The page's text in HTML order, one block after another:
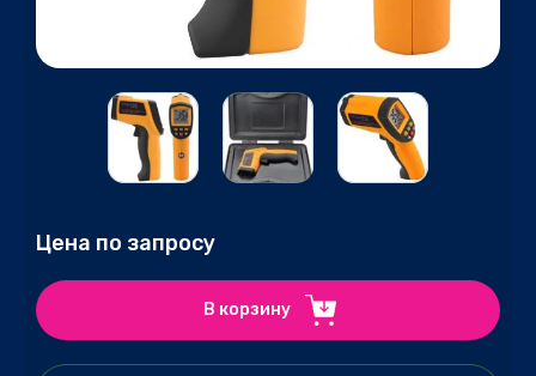
Цена по запросу
В корзину